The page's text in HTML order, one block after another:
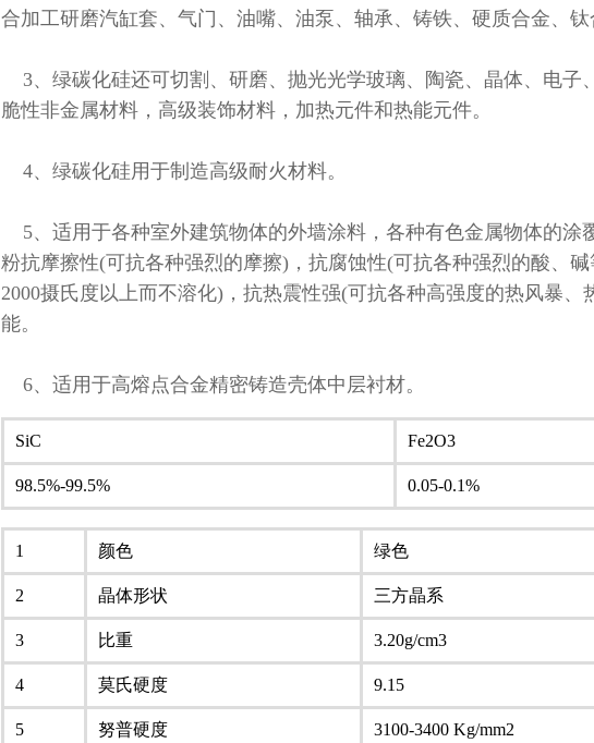
合加工研磨汽缸套、气门、油嘴、油泵、轴承、铸铁、硬质合金、
3、绿碳化硅还可切割、研磨、抛光光学玻璃、陶瓷、晶体、电子
脆性非金属材料，高级装饰材料，加热元件和热能元件。
4、绿碳化硅用于制造高级耐火材料。
5、适用于各种室外建筑物体的外墙涂料，各种有色金属物体的涂
粉抗摩擦性(可抗各种强烈的摩擦)，抗腐蚀性(可抗各种强烈的酸、
2000摄氏度以上而不溶化)，抗热震性强(可抗各种高强度的热风暴
能。
6、适用于高熔点合金精密铸造壳体中层衬材。
SiC Fe2O3
98.5%-99.5% 0.05-0.1%
1 颜色 绿色
2 晶体形状 三方晶系
3 比重 3.20g/cm3
4 莫氏硬度 9.15
5 努普硬度 3100-3400 Kg/mm2